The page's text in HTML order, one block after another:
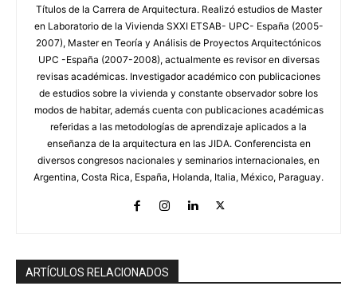
Títulos de la Carrera de Arquitectura. Realizó estudios de Master
en Laboratorio de la Vivienda SXXI ETSAB- UPC- España (2005-
2007), Master en Teoría y Análisis de Proyectos Arquitectónicos
UPC -España (2007-2008), actualmente es revisor en diversas
revisas académicas. Investigador académico con publicaciones
de estudios sobre la vivienda y constante observador sobre los
modos de habitar, además cuenta con publicaciones académicas
referidas a las metodologías de aprendizaje aplicados a la
enseñanza de la arquitectura en las JIDA. Conferencista en
diversos congresos nacionales y seminarios internacionales, en
Argentina, Costa Rica, España, Holanda, Italia, México, Paraguay.
ARTÍCULOS RELACIONADOS